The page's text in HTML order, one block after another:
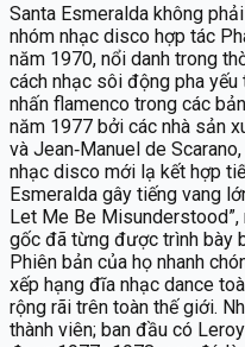
Santa Esmeralda không
nhóm nhạc disco hợp tác
năm 1970, nổi danh trong
cách nhạc sôi động pha
nhấn flamenco trong các
năm 1977 bởi các nhà sản
và Jean‑Manuel de
nhạc disco mới lạ kết hợp
Esmeralda gây tiếng vang
Let Me Be
gốc đã từng được trình bày
Phiên bản của họ nhanh
xếp hạng đĩa nhạc dance
rộng rãi trên toàn thế giới.
thành viên; ban đầu có